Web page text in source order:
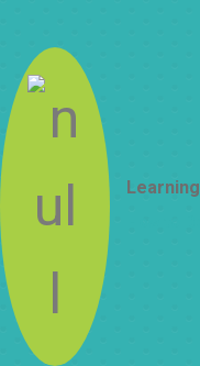
Learning